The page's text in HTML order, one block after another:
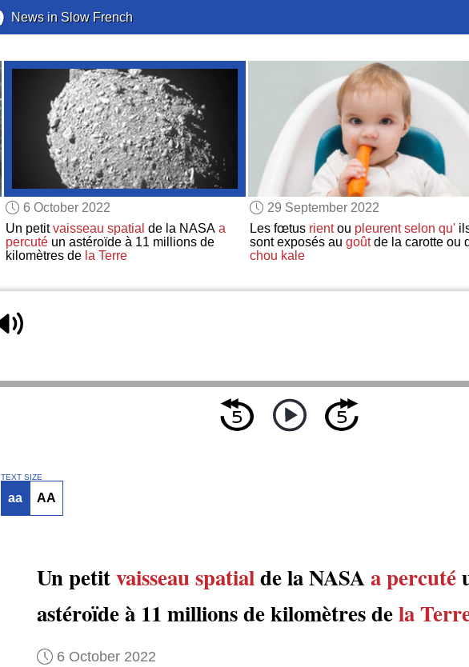
News in Slow French
6 October 2022
Un petitvaisseau spatial de la NASA a
percutéun astéroïde à 11 millions de
kilomètres de la Terre
29 September 2022
Les fœtus rientou pleurent selon qu'
sont exposés au goûtde la carotte ou
chou kale
TEXT SIZE
aa AA
Un petitvaisseau spatialde la NASAa percuté
astéroïde à 11 millions de kilomètres dela
6 October 2022